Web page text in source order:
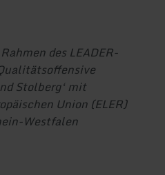
des LEADER-
Stolberg‘ mit
Union (ELER)
Westfalen